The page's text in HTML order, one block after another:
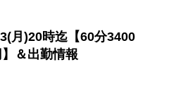
月)20時迄【60分3400
】＆出勤情報